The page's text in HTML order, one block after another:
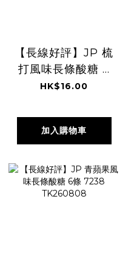
【長線好評】JP 梳
打風味長條酸糖 6
條 7276
HK$16.00
加入購物車